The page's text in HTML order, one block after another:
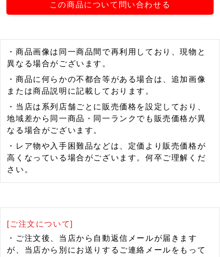
この商品について問い合わせる
・商品画像は同一商品間で再利用しており、現物と
異なる場合がございます。
・商品に何らかの不都合等がある場合は、追加画像
または商品説明に記載しております。
・当店は系列店舗ごとに販売価格を設定しており、
地域差から同一商品・同一ランクでも販売価格が異
なる場合がございます。
・レア物や入手困難品などは、定価より販売価格が
高くなっている場合がございます。何卒ご理解くだ
さい。
[ご注文について]
・ご注文後、当店から自動返信メールが届きます
が、当店から別にお送りするご連絡メールをもって